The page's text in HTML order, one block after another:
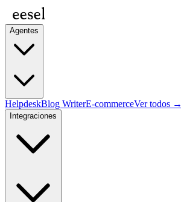
Agentes
HelpdeskBlog WriterE-commerceVer todos →
Integraciones